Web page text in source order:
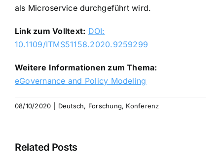
als Microservice durchgeführt wird.
Link zum Volltext: DOI:
10.1109/ITMS51158.2020.9259299
Weitere Informationen zum Thema:
eGovernance and Policy Modeling
08/10/2020 Deutsch, Forschung, Konferenz
Related Posts